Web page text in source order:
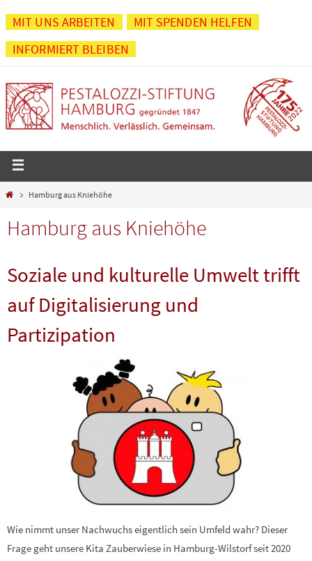
Zum
Inhalt
springen
MIT UNS ARBEITEN
MIT SPENDEN HELFEN
INFORMIERT BLEIBEN
StartHamburg aus Kniehöhe
Hamburg aus Kniehöhe
Soziale und kulturelle Umwelt trifft
auf Digitalisierung und
Partizipation
Wie nimmt unser Nachwuchs eigentlich sein Umfeld wahr? Dieser
Frage geht unsere Kita Zauberwiese in Hamburg-Wilstorf seit 2020